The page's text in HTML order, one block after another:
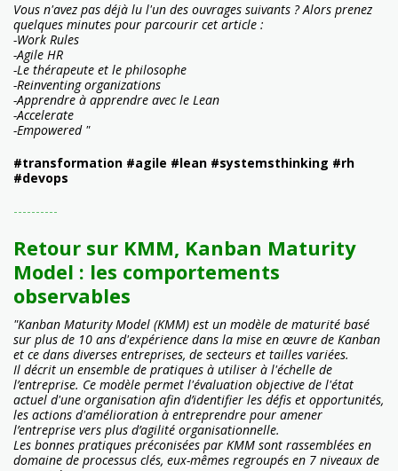
Vous n'avez pas déjà lu l'un des ouvrages suivants ? Alors prenez
quelques minutes pour parcourir cet article :
-Work Rules
-Agile HR
-Le thérapeute et le philosophe
-Reinventing organizations
-Apprendre à apprendre avec le Lean
-Accelerate
-Empowered "
#transformation #agile #lean #systemsthinking #rh
#devops
----------
Retour sur KMM, Kanban Maturity
Model : les comportements
observables
"Kanban Maturity Model (KMM) est un modèle de maturité basé
sur plus de 10 ans d'expérience dans la mise en œuvre de Kanban
et ce dans diverses entreprises, de secteurs et tailles variées.
Il décrit un ensemble de pratiques à utiliser à l'échelle de
l’entreprise. Ce modèle permet l'évaluation objective de l'état
actuel d'une organisation afin d’identifier les défis et opportunités,
les actions d'amélioration à entreprendre pour amener
l’entreprise vers plus d’agilité organisationnelle.
Les bonnes pratiques préconisées par KMM sont rassemblées en
domaine de processus clés, eux-mêmes regroupés en 7 niveaux de